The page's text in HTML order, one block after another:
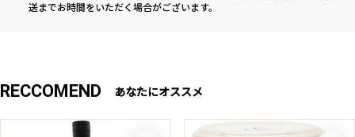
送までお時間をいただく場合がございます。
RECCOMEND あなたにオススメ